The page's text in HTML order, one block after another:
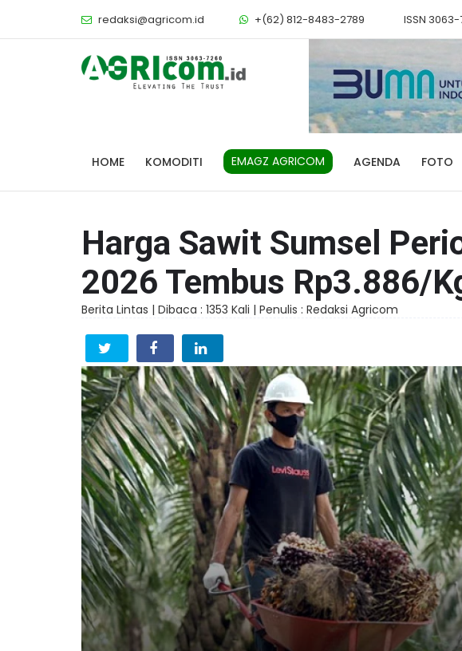
redaksi@agricom.id +(62) 812-8483-2789 ISSN
HOME KOMODITI EMAGZ AGRICOM AGENDA FOTO
Harga Sawit Sumsel
2026 Tembus Rp3.886/
Berita Lintas | Dibaca : 1353 Kali | Penulis : Redaksi Agricom